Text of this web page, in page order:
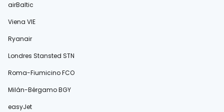
airBaltic
Viena VIE
Ryanair
Londres Stansted STN
Roma-Fiumicino FCO
Milán-Bérgamo BGY
easyJet